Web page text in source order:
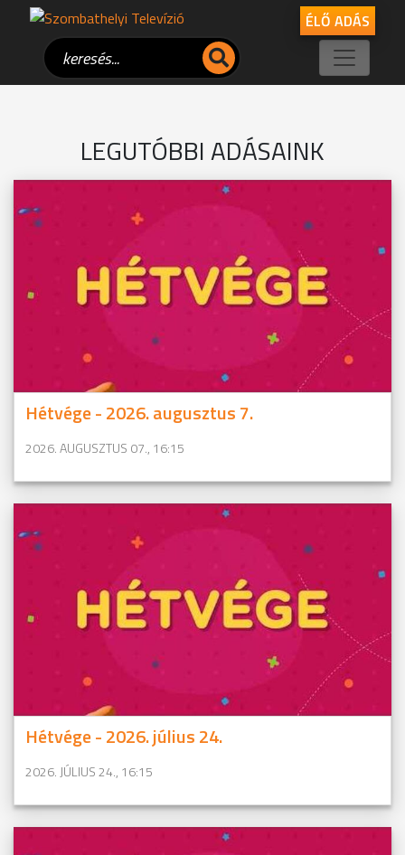
ÉLŐ ADÁS
LEGUTÓBBI ADÁSAINK
Hétvége - 2026. augusztus 7.
2026. AUGUSZTUS 07., 16:15
Hétvége - 2026. július 24.
2026. JÚLIUS 24., 16:15